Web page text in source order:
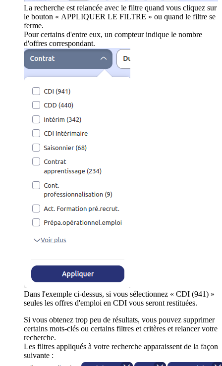
La recherche est relancée avec le filtre quand vous cliquez sur
le bouton « APPLIQUER LE FILTRE » ou quand le filtre se
ferme.
Pour certains d'entre eux, un compteur indique le nombre
d'offres correspondant.
Dans l'exemple ci-dessus, si vous sélectionnez « CDI (941) »
seules les offres d'emploi en CDI vous seront restituées.
Si vous obtenez trop peu de résultats, vous pouvez supprimer
certains mots-clés ou certains filtres et critères et relancer votre
recherche.
Les filtres appliqués à votre recherche apparaissent de la façon
suivante :